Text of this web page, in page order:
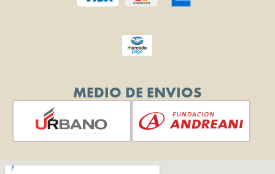
MEDIO DE ENVIOS